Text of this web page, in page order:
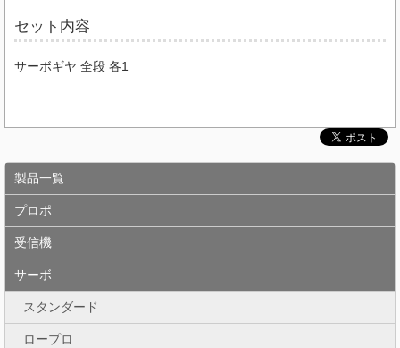
セット内容
サーボギヤ 全段 各1
製品一覧
プロポ
受信機
サーボ
スタンダード
ロープロ